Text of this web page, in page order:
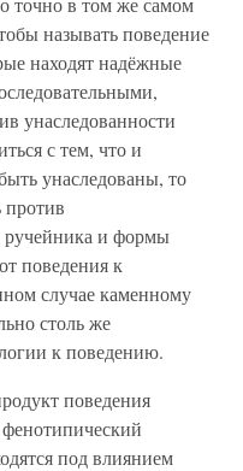
называть поведение
находят надёжные
унаследованности
с тем, что и
унаследованы, то
ручейника и формы
поведения к
случае каменному
столь же
к поведению.
поведения
под влиянием